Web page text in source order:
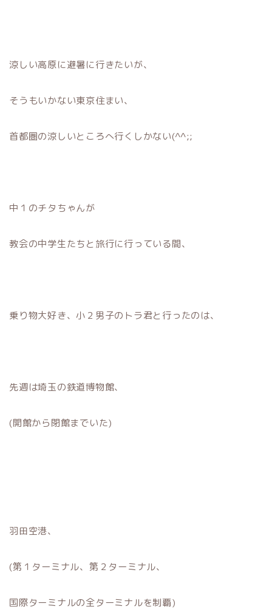
涼しい高原に避暑に行きたいが、
そうもいかない東京住まい、
首都圏の涼しいところへ行くしかない(^^;;
中１のチタちゃんが
教会の中学生たちと旅行に行っている間、
乗り物大好き、小２男子のトラ君と行ったのは、
先週は埼玉の鉄道博物館、
(開館から閉館までいた)
羽田空港、
(第１ターミナル、第２ターミナル、
国際ターミナルの全ターミナルを制覇)